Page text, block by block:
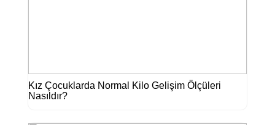
Kız Çocuklarda Normal Kilo Gelişim Ölçüleri
Nasıldır?